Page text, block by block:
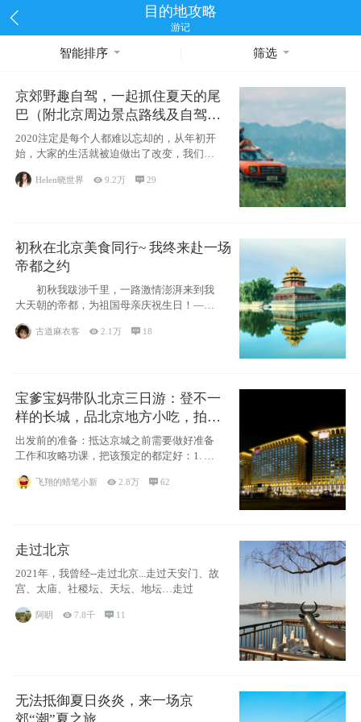
目的地攻略
游记
智能排序 筛选
京郊野趣自驾，一起抓住夏天的尾
巴（附北京周边景点路线及自驾攻
略）
2020注定是每个人都难以忘却的，从年初开
始，大家的生活就被迫做出了改变，我们也
不例外。本来双双辞职是为
Helen晓世界 9.2万 29
初秋在北京美食同行~ 我终来赴一场
帝都之约
初秋我跋涉千里，一路激情澎湃来到我
大天朝的帝都，为祖国母亲庆祝生日！——
古道麻衣客 2.1万  18
宝爹宝妈带队北京三日游：登不一
样的长城，品北京地方小吃，拍盘
古七星夜景！
出发前的准备：抵达京城之前需要做好准备
工作和攻略功课，把该预定的都定好：1. 酒
飞翔的蜡笔小新 2.8万 62
走过北京
2021年，我曾经--走过北京...走过天安门、故
宫、太庙、社稷坛、天坛、地坛…走过
阿眀 7.8千  11
无法抵御夏日炎炎，来一场京